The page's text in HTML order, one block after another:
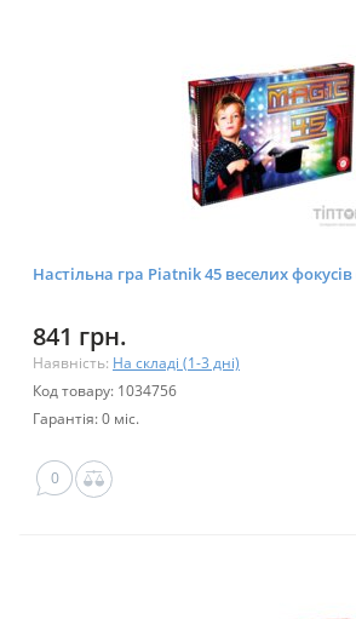
Настільна гра Piatnik 45 веселих фокусів
841 грн.
Наявність: На складі (1-3 дні)
Код товару: 1034756
Гарантія: 0 міс.
0